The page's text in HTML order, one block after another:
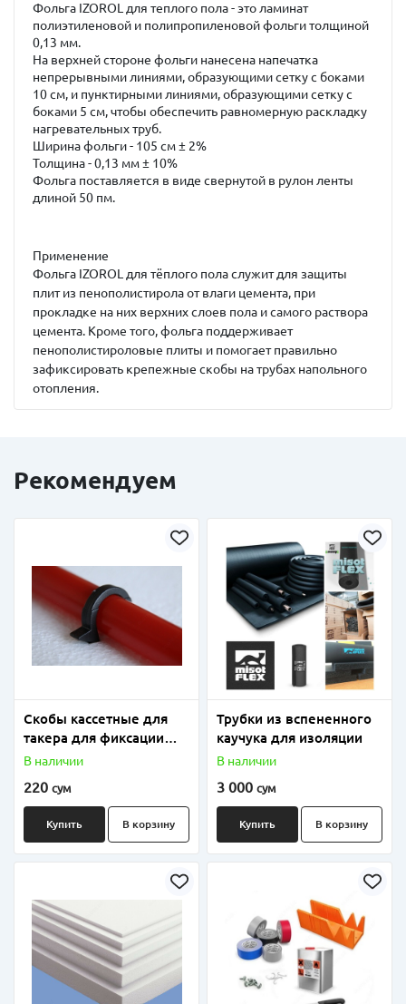
Фольга IZOROL для теплого пола - это ламинат
полиэтиленовой и полипропиленовой фольги толщиной
0,13 мм.
На верхней стороне фольги нанесена напечатка
непрерывными линиями, образующими сетку с боками
10 см, и пунктирными линиями, образующими сетку с
боками 5 см, чтобы обеспечить равномерную раскладку
нагревательных труб.
Ширина фольги - 105 см ± 2%
Толщина - 0,13 мм ± 10%
Фольга поставляется в виде свернутой в рулон ленты
длиной 50 пм.
Применение
Фольга IZOROL для тёплого пола служит для защиты
плит из пенополистирола от влаги цемента, при
прокладке на них верхних слоев пола и самого раствора
цемента. Кроме того, фольга поддерживает
пенополистироловые плиты и помогает правильно
зафиксировать крепежные скобы на трубах напольного
отопления.
Рекомендуем
Скобы кассетные для
такера для фиксации
труб напольного
В наличии
220 сум
Купить В корзину
Трубки из вспененного
каучука для изоляции
В наличии
3 000 сум
Купить В корзину